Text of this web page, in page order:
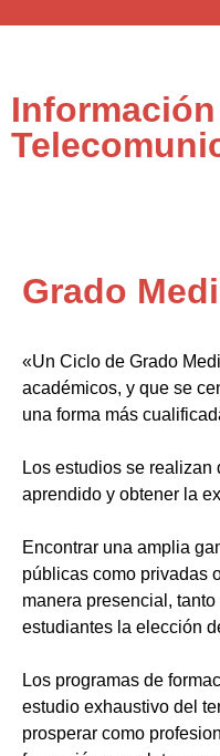
Grado
«Un Ciclo de Grado
académicos, y que se
una forma más
Los estudios se
aprendido y obtener la
Encontrar una amplia
públicas como privadas
manera presencial,
estudiantes la elección
Los programas de
estudio exhaustivo del
prosperar como